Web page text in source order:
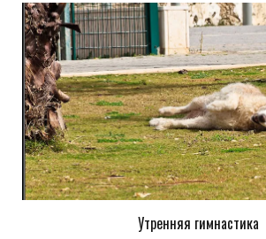
Утренняя гимнастика